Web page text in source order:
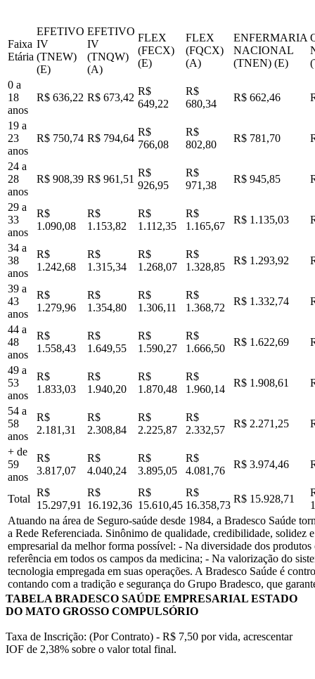
Faixa
Etária
EFETIVO
IV
(TNEW)
(E)
EFETIVO
IV
(TNQW)
(A)
FLEX
(FECX)
(E)
FLEX
(FQCX)
(A)
ENFERMARIA
NACIONAL
(TNEN) (E)
0 a
18
anos
R$ 636,22 R$ 673,42
R$
649,22
R$
680,34
R$ 662,46
19 a
23
anos
R$ 750,74 R$ 794,64
R$
766,08
R$
802,80
R$ 781,70
24 a
28
anos
R$ 908,39 R$ 961,51
R$
926,95
R$
971,38
R$ 945,85
29 a
33
anos
R$
1.090,08
R$
1.153,82
R$
1.112,35
R$
1.165,67
R$ 1.135,03
34 a
38
anos
R$
1.242,68
R$
1.315,34
R$
1.268,07
R$
1.328,85
R$ 1.293,92
39 a
43
anos
R$
1.279,96
R$
1.354,80
R$
1.306,11
R$
1.368,72
R$ 1.332,74
44 a
48
anos
R$
1.558,43
R$
1.649,55
R$
1.590,27
R$
1.666,50
R$ 1.622,69
49 a
53
anos
R$
1.833,03
R$
1.940,20
R$
1.870,48
R$
1.960,14
R$ 1.908,61
54 a
58
anos
R$
2.181,31
R$
2.308,84
R$
2.225,87
R$
2.332,57
R$ 2.271,25
+ de
59
anos
R$
3.817,07
R$
4.040,24
R$
3.895,05
R$
4.081,76
R$ 3.974,46
Total
R$
15.297,91
R$
16.192,36
R$
15.610,45
R$
16.358,73
R$ 15.928,71
Atuando na área de Seguro-saúde desde 1984, a Bradesco Saúde
a Rede Referenciada. Sinônimo de qualidade, credibilidade, solidez
empresarial da melhor forma possível: - Na diversidade dos
referência em todos os campos da medicina; - Na valorização do
tecnologia empregada em suas operações. A Bradesco Saúde é
contando com a tradição e segurança do Grupo Bradesco, que
TABELA BRADESCO SAÚDE EMPRESARIAL ESTADO
DO MATO GROSSO COMPULSÓRIO
Taxa de Inscrição: (Por Contrato) - R$ 7,50 por vida, acrescentar
IOF de 2,38% sobre o valor total final.